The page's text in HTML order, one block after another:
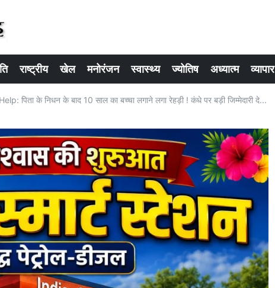
राष्ट्रीय खेल मनोरंजन स्वास्थ्य ज्योतिष अध्यात्म व्यापार
पिता के निधन के बाद 10 साल का बच्चा लगाने लगा रेहड़ी ! कंधे पर बड़ी जिम्मेदारी दे...